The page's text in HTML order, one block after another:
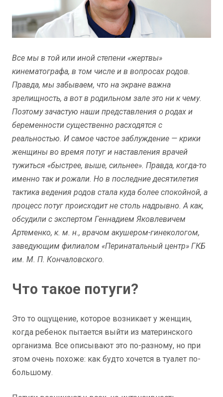
Все мы в той или иной степени «жертвы»
кинематографа, в том числе и в вопросах родов.
Правда, мы забываем, что на экране важна
зрелищность, а вот в родильном зале это ни к чему.
Поэтому зачастую наши представления о родах и
беременности существенно расходятся с
реальностью. И самое частое заблуждение — крики
женщины во время потуг и наставления врачей
тужиться «быстрее, выше, сильнее». Правда, когда-то
именно так и рожали. Но в последние десятилетия
тактика ведения родов стала куда более спокойной, а
процесс потуг происходит не столь надрывно. А как,
обсудили с экспертом Геннадием Яковлевичем
Артеменко, к. м. н., врачом акушером-гинекологом,
заведующим филиалом «Перинатальный центр» ГКБ
им. М. П. Кончаловского.
Что такое потуги?
Это то ощущение, которое возникает у женщин,
когда ребенок пытается выйти из материнского
организма. Все описывают это по-разному, но при
этом очень похоже: как будто хочется в туалет по-
большому.